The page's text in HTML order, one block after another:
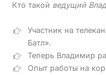
Кто такой ведущий
Участник на
Батл».
Теперь Владимир
Опыт работы на